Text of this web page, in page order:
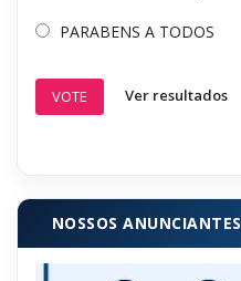
PARABENS A TODOS
VOTE Ver resultados
NOSSOS ANUNCIANTES